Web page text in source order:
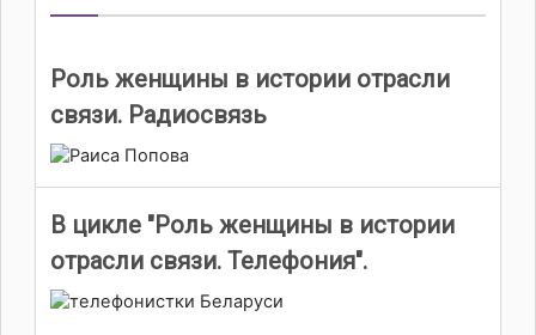
Роль женщины в истории отрасли
связи. Радиосвязь
В цикле "Роль женщины в истории
отрасли связи. Телефония".